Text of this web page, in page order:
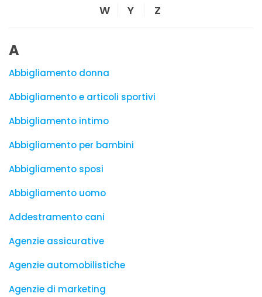
W
Y Z
A
Abbigliamento donna
Abbigliamento e articoli sportivi
Abbigliamento intimo
Abbigliamento per bambini
Abbigliamento sposi
Abbigliamento uomo
Addestramento cani
Agenzie assicurative
Agenzie automobilistiche
Agenzie di marketing